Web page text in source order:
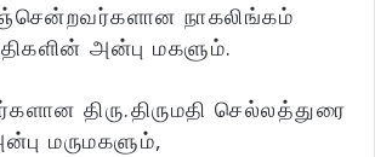
நாகலிங்கம்
அன்பு மகளும்.
திரு.திருமதி செல்லத்துரை
மருமகளும்,